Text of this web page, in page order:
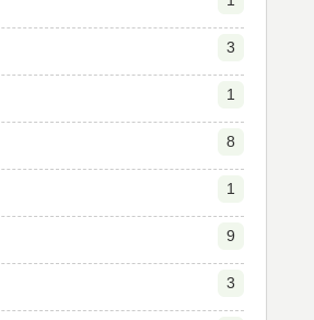
3
1
8
1
9
3